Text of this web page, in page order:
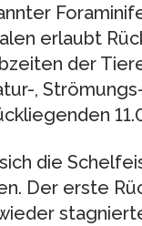
erlaubt
der
,
die
Der erste